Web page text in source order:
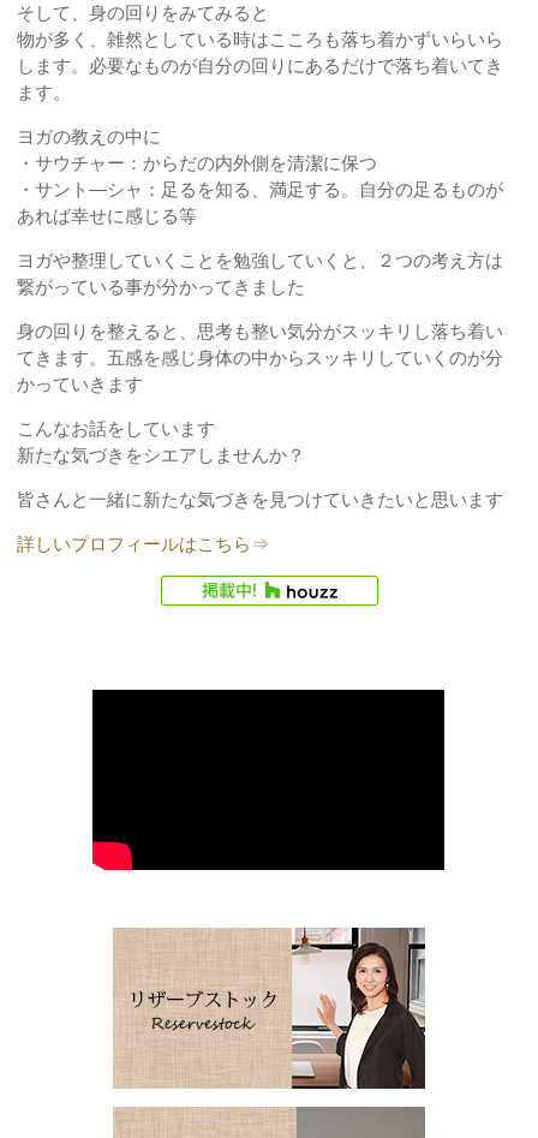
そして、身の回りをみてみると
物が多く、雑然としている時はこころも落ち着かずいらいら
します。必要なものが自分の回りにあるだけで落ち着いてき
ます。
ヨガの教えの中に
・サウチャー：からだの内外側を清潔に保つ
・サント―シャ：足るを知る、満足する。自分の足るものが
あれば幸せに感じる等
ヨガや整理していくことを勉強していくと、２つの考え方は
繋がっている事が分かってきました
身の回りを整えると、思考も整い気分がスッキリし落ち着い
てきます。五感を感じ身体の中からスッキリしていくのが分
かっていきます
こんなお話をしています
新たな気づきをシエアしませんか？
皆さんと一緒に新たな気づきを見つけていきたいと思います
詳しいプロフィールはこちら⇒